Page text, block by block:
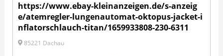
https://www.ebay-kleinanzeigen.de/s-anzeig
e/atemregler-lungenautomat-oktopus-jacket-i
nflatorschlauch-titan/1659933808-230-6311
85221 Dachau